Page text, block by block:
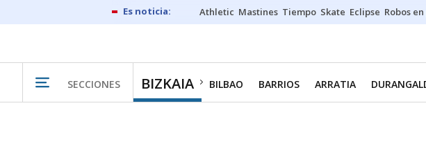
Athletic Mastines Tiempo Skate Eclipse Robos
SECCIONES BIZKAIA BILBAO BARRIOS ARRATIA